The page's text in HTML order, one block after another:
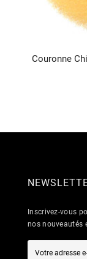
Couronne
Inscrivez-vous
nos nouveautés